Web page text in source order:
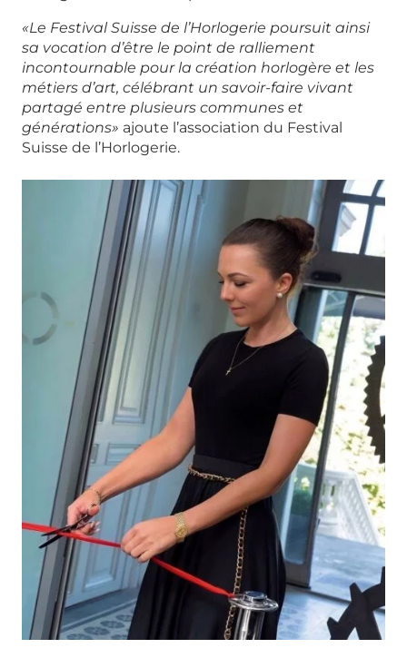
«Le Festival Suisse de l’Horlogerie poursuit ainsi
sa vocation d’être le point de ralliement
incontournable pour la création horlogère et les
métiers d’art, célébrant un savoir-faire vivant
partagé entre plusieurs communes et
générations» ajoute l’association du Festival
Suisse de l’Horlogerie.